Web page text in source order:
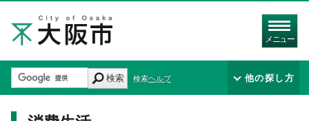
メニュー
検索 検索ヘルプ 他の探し方